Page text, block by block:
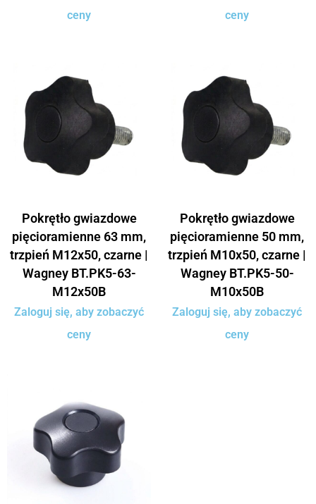
ceny
ceny
Pokrętło gwiazdowe
pięcioramienne 63 mm,
trzpień M12x50, czarne |
Wagney BT.PK5-63-
M12x50B
Zaloguj się, aby zobaczyć
ceny
Pokrętło gwiazdowe
pięcioramienne 50 mm,
trzpień M10x50, czarne |
Wagney BT.PK5-50-
M10x50B
Zaloguj się, aby zobaczyć
ceny